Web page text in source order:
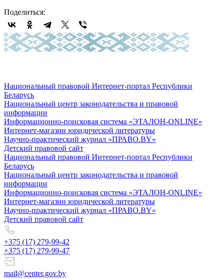
Поделиться:
Национальный правовой Интернет-портал Республики
Беларусь
Национальный центр законодательства и правовой
информации
Информационно-поисковая система «ЭТАЛОН-ONLINE»
Интернет-магазин юридической литературы
Научно-практический журнал «ПРАВО.BY»
Детский правовой сайт
Национальный правовой Интернет-портал Республики
Беларусь
Национальный центр законодательства и правовой
информации
Информационно-поисковая система «ЭТАЛОН-ONLINE»
Интернет-магазин юридической литературы
Научно-практический журнал «ПРАВО.BY»
Детский правовой сайт
+375 (17) 279-99-42
+375 (17) 279-99-47
mail@center.gov.by